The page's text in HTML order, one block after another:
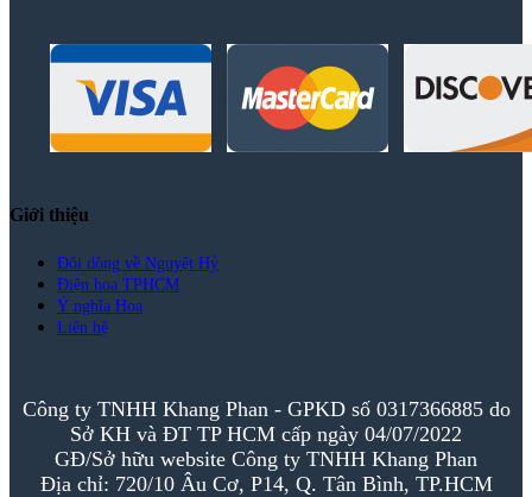
Giới thiệu
Đôi dòng về Nguyệt Hỷ
Điện hoa TPHCM
Ý nghĩa Hoa
Liên hệ
Công ty TNHH Khang Phan - GPKD số 0317366885 do
Sở KH và ĐT TP HCM cấp ngày 04/07/2022
GĐ/Sở hữu website Công ty TNHH Khang Phan
Địa chỉ: 720/10 Âu Cơ, P14, Q. Tân Bình, TP.HCM